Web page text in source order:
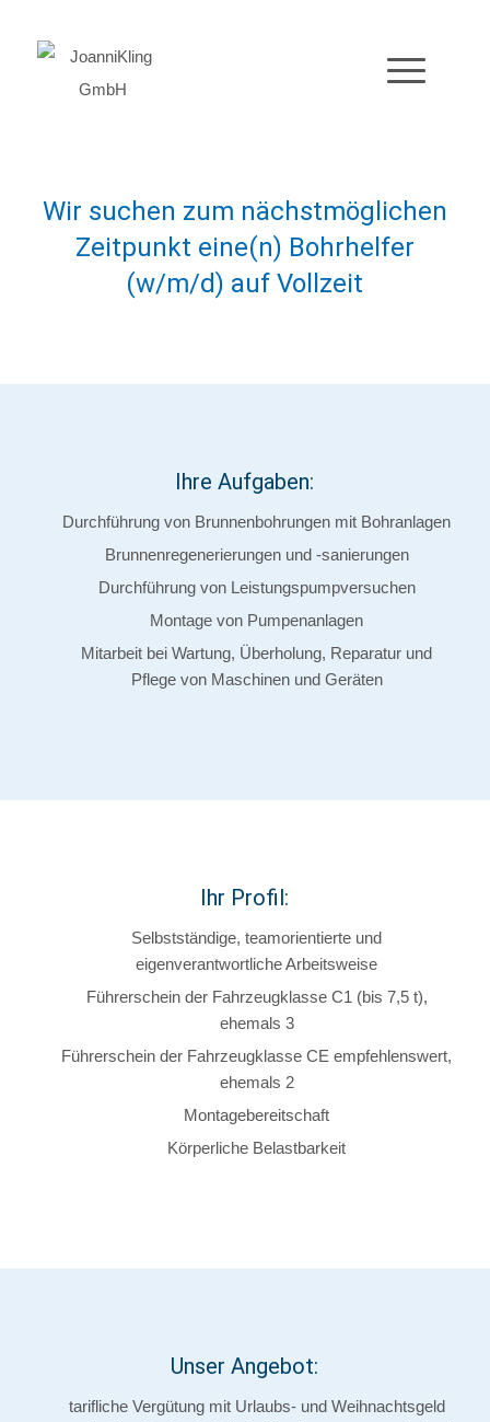
Wir suchen zum nächstmöglichen
Zeitpunkt eine(n) Bohrhelfer
(w/m/d) auf Vollzeit
Ihre Aufgaben:
Durchführung von Brunnenbohrungen mit Bohranlagen
Brunnenregenerierungen und -sanierungen
Durchführung von Leistungspumpversuchen
Montage von Pumpenanlagen
Mitarbeit bei Wartung, Überholung, Reparatur und
Pflege von Maschinen und Geräten
Ihr Profil:
Selbstständige, teamorientierte und
eigenverantwortliche Arbeitsweise
Führerschein der Fahrzeugklasse C1 (bis 7,5 t),
ehemals 3
Führerschein der Fahrzeugklasse CE empfehlenswert,
ehemals 2
Montagebereitschaft
Körperliche Belastbarkeit
Unser Angebot:
tarifliche Vergütung mit Urlaubs- und Weihnachtsgeld